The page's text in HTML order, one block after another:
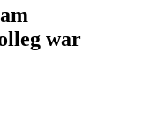
war